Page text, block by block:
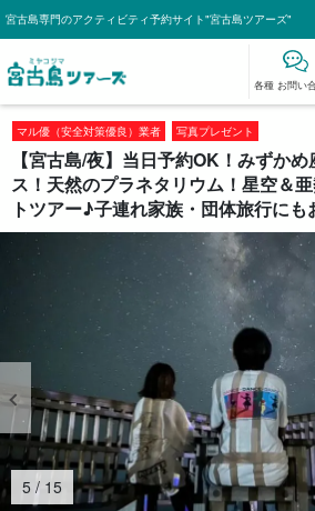
宮古島専門のアクティビティ予約サイト"宮古島ツアーズ"
各種 お問い
マル優（安全対策優良）業者 写真プレゼント
【宮古島/夜】当日予約OK！みずか
ス！天然のプラネタリウム！星空＆
トツアー♪子連れ家族・団体旅行にも
5 / 15